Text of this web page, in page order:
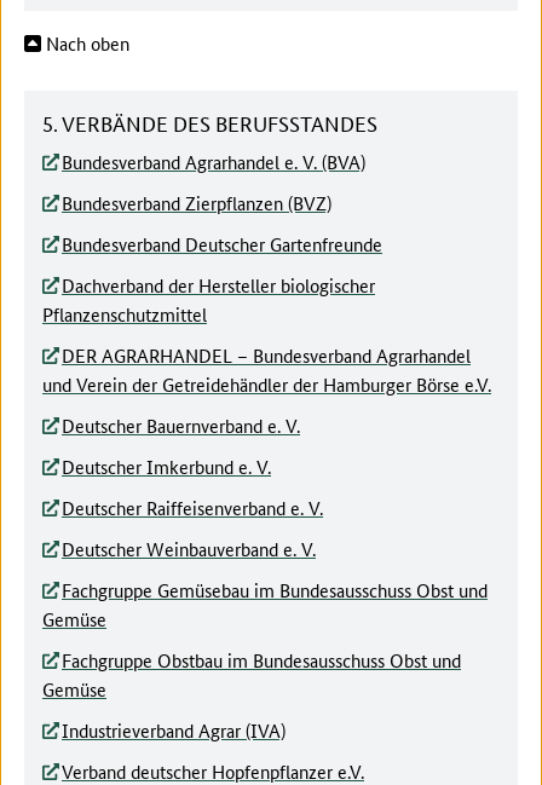
Nach oben
5. VERBÄNDE DES BERUFSSTANDES
Bundesverband Agrarhandel e. V. (BVA)
Bundesverband Zierpflanzen (BVZ)
Bundesverband Deutscher Gartenfreunde
Dachverband der Hersteller biologischer
Pflanzenschutzmittel
DER AGRARHANDEL – Bundesverband Agrarhandel
und Verein der Getreidehändler der Hamburger Börse e.V.
Deutscher Bauernverband e. V.
Deutscher Imkerbund e. V.
Deutscher Raiffeisenverband e. V.
Deutscher Weinbauverband e. V.
Fachgruppe Gemüsebau im Bundesausschuss Obst und
Gemüse
Fachgruppe Obstbau im Bundesausschuss Obst und
Gemüse
Industrieverband Agrar (IVA)
Verband deutscher Hopfenpflanzer e.V.